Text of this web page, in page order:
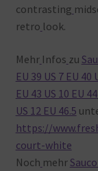
contrasting
retro look.
Mehr Infos zu
EU 39 US 7 EU 40
EU 43 US 10 EU
US 12 EU 46.5
https://
court-white
Noch mehr